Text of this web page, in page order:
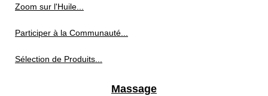
Zoom sur l'Huile...
Participer à la Communauté...
Sélection de Produits...
Massage